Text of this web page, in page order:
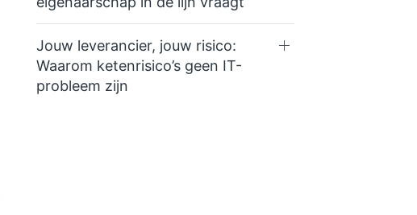
Jouw leverancier, jouw risico:
Waarom ketenrisico’s geen IT-
probleem zijn